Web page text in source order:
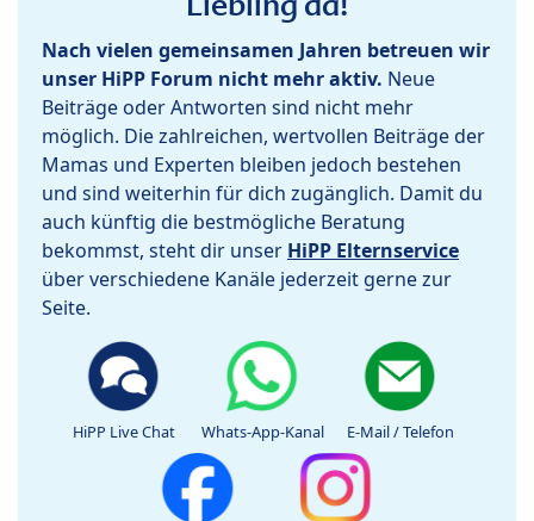
Nach vielen gemeinsamen Jahren betreuen wir
unser HiPP Forum nicht mehr aktiv. Neue
Beiträge oder Antworten sind nicht mehr
möglich. Die zahlreichen, wertvollen Beiträge der
Mamas und Experten bleiben jedoch bestehen
und sind weiterhin für dich zugänglich. Damit du
auch künftig die bestmögliche Beratung
bekommst, steht dir unser HiPP Elternservice
über verschiedene Kanäle jederzeit gerne zur
Seite.
HiPP Live Chat Whats-App-Kanal E-Mail / Telefon